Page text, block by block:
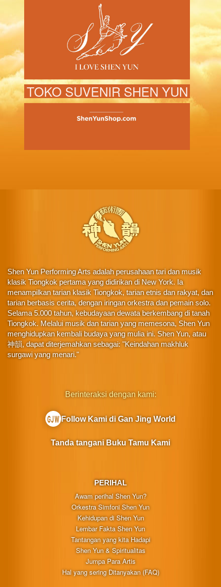
TOKO SUVENIR SHEN YUN
Shen Yun Performing Arts adalah perusahaan tari dan musik
klasik Tiongkok pertama yang didirikan di New York. Ia
menampilkan tarian klasik Tiongkok, tarian etnis dan rakyat, dan
tarian berbasis cerita, dengan iringan orkestra dan pemain solo.
Selama 5.000 tahun, kebudayaan dewata berkembang di tanah
Tiongkok. Melalui musik dan tarian yang memesona, Shen Yun
menghidupkan kembali budaya yang mulia ini. Shen Yun, atau
神韻, dapat diterjemahkan sebagai: "Keindahan makhluk
surgawi yang menari."
PERIHAL
Awam perihal Shen Yun?
Orkestra Simfoni Shen Yun
Kehidupan di Shen Yun
Lembar Fakta Shen Yun
Tantangan yang kita Hadapi
Shen Yun & Spiritualitas
Jumpa Para Artis
Hal yang sering Ditanyakan (FAQ)
Berinteraksi dengan kami:
Follow Kami di Gan Jing World
Tanda tangani Buku Tamu Kami